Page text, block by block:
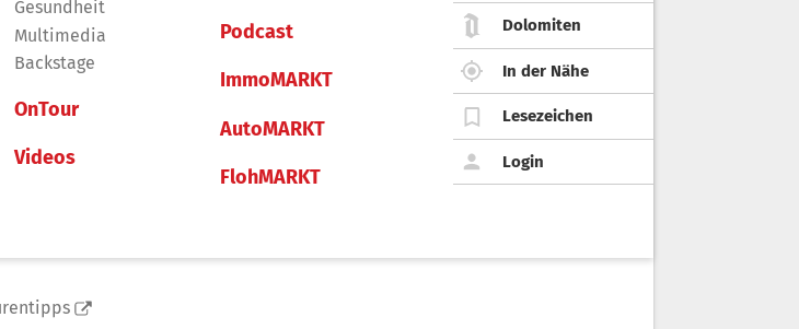
Gesundheit
Multimedia
Backstage
OnTour
Videos
Podcast
ImmoMARKT
AutoMARKT
FlohMARKT
Dolomiten
In der Nähe
Lesezeichen
Login